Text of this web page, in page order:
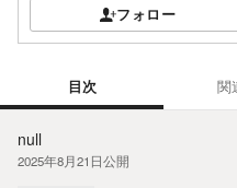
フォロー
目次 関
null
2025年8月21日公開